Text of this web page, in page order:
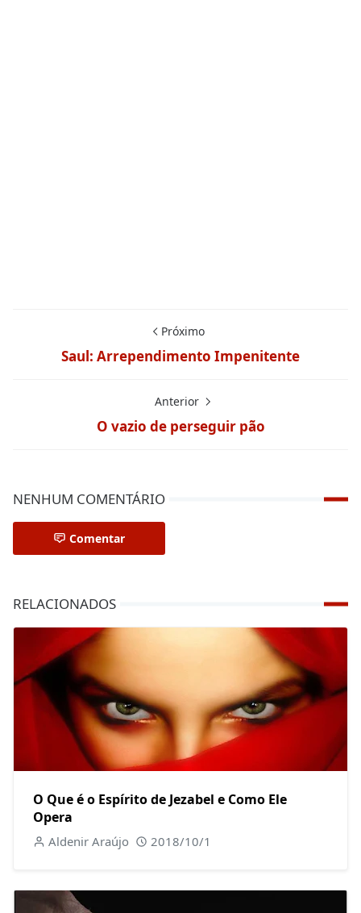
Próximo
Saul: Arrependimento Impenitente
Anterior
O vazio de perseguir pão
NENHUM COMENTÁRIO
Comentar
RELACIONADOS
O Que é o Espírito de Jezabel e Como Ele
Opera
Aldenir Araújo 2018/10/1